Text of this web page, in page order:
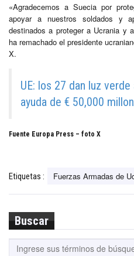
«Agradecemos a Suecia por
apoyar a nuestros soldados y
destinados a proteger a Ucrania y
ha remachado el presidente
X.
UE: los 27 dan luz
ayuda de € 50,000
Fuente Europa Press – foto X
Etiquetas : Fuerzas Armadas de
Buscar